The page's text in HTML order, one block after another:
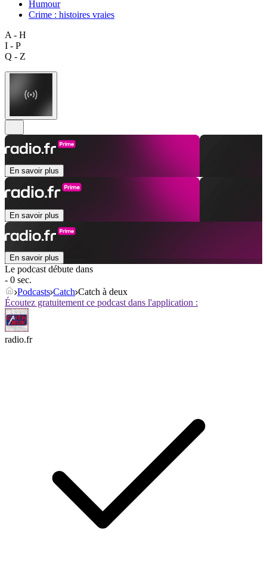
Humour
Crime : histoires vraies
A - H
I - P
Q - Z
En savoir plus
En savoir plus
En savoir plus
Le podcast débute dans
- 0 sec.
Podcasts Catch Catch à deux
Écoutez gratuitement ce podcast dans l'application :
radio.fr